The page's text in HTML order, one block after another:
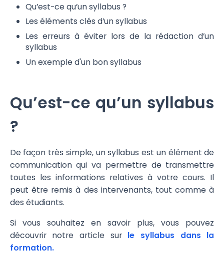
Qu’est-ce qu’un syllabus ?
Les éléments clés d’un syllabus
Les erreurs à éviter lors de la rédaction d’un
syllabus
Un exemple d'un bon syllabus
Qu’est-ce qu’un syllabus
?
De façon très simple, un syllabus est un élément de
communication qui va permettre de transmettre
toutes les informations relatives à votre cours. Il
peut être remis à des intervenants, tout comme à
des étudiants.
Si vous souhaitez en savoir plus, vous pouvez
découvrir notre article sur le syllabus dans la
formation.